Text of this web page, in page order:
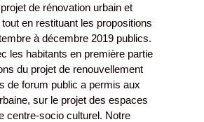
de rénovation urbain et
en restituant les propositions
à décembre 2019 publics.
les habitants en première partie
du projet de renouvellement
de forum public a permis aux
sur le projet des espaces
centre-socio culturel. Notre